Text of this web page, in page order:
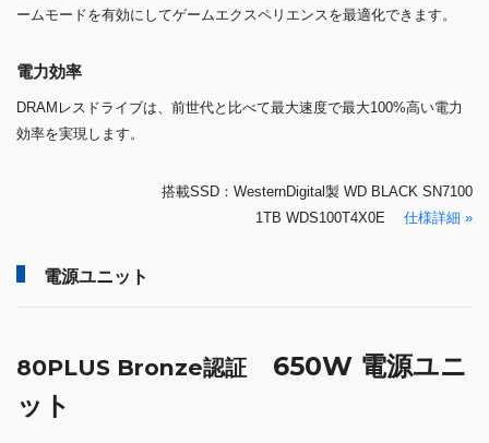
ームモードを有効にしてゲームエクスペリエンスを最適化できます。
電力効率
DRAMレスドライブは、前世代と比べて最大速度で最大100%高い電力
効率を実現します。
搭載SSD：WesternDigital製 WD BLACK SN7100
1TB WDS100T4X0E 仕様詳細 »
電源ユニット
80PLUS Bronze認証 650W 電源ユニ
ット